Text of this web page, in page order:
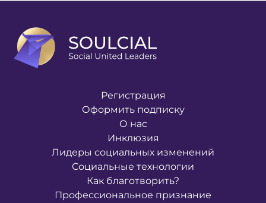
Регистрация
Оформить подписку
О нас
Инклюзия
Лидеры социальных изменений
Социальные технологии
Как благотворить?
Профессиональное признание